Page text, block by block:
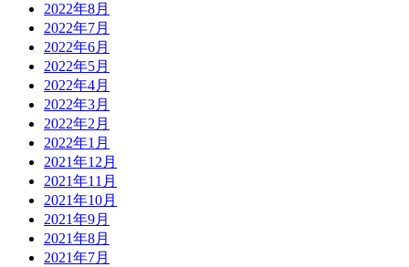
2022年8月
2022年7月
2022年6月
2022年5月
2022年4月
2022年3月
2022年2月
2022年1月
2021年12月
2021年11月
2021年10月
2021年9月
2021年8月
2021年7月